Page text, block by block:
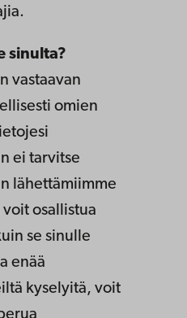
sinulta?
vastaavan
omien
ei tarvitse
lähettämiimme
osallistua
se sinulle
enää
kyselyitä, voit